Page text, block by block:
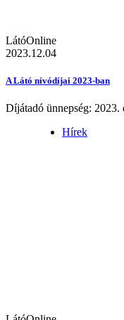
LátóOnline
2023.12.04
A Látó nívódíjai 2023-ban
Díjátadó ünnepség: 2023.
Hírek